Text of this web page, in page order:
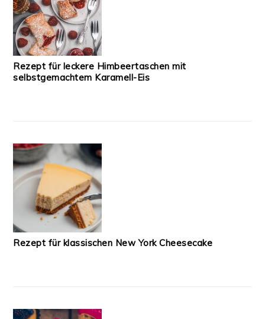
Rezept für leckere Himbeertaschen mit
selbstgemachtem Karamell-Eis
Rezept für klassischen New York Cheesecake